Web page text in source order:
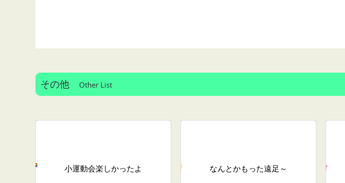
その他 Other List
小運動会楽しかったよ なんとかもった遠足～